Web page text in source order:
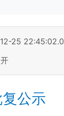
25 22:45:02.0
公示